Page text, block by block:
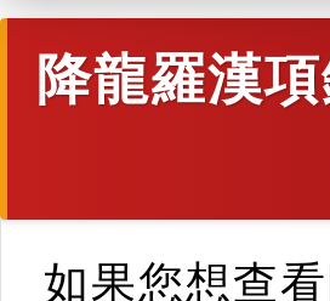
降龍羅漢
如果您想查